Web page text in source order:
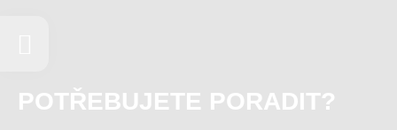
POTŘEBUJETE PORADIT?